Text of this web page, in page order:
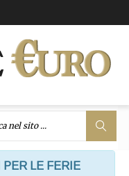
PER LE FERIE